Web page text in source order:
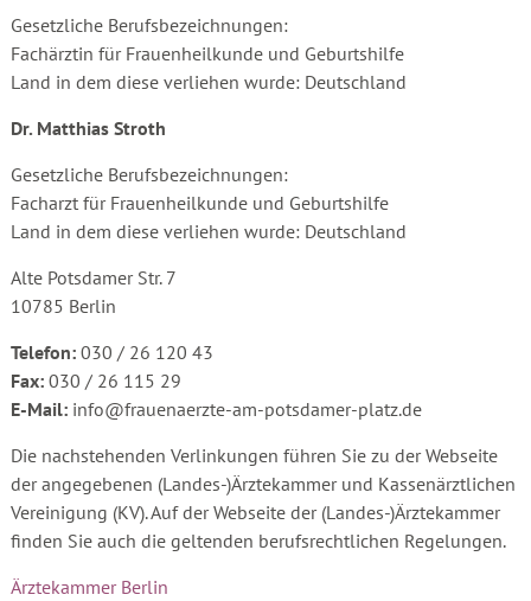
Gesetzliche Berufsbezeichnungen:
Fachärztin für Frauenheilkunde und Geburtshilfe
Land in dem diese verliehen wurde: Deutschland
Dr. Matthias Stroth
Gesetzliche Berufsbezeichnungen:
Facharzt für Frauenheilkunde und Geburtshilfe
Land in dem diese verliehen wurde: Deutschland
Alte Potsdamer Str. 7
10785 Berlin
Telefon:030 / 26 120 43
Fax:030 / 26 115 29
E-Mail:info@frauenaerzte-am-potsdamer-platz.de
Die nachstehenden Verlinkungen führen Sie zu der Webseite
der angegebenen (Landes-)Ärztekammer und Kassenärztlichen
Vereinigung (KV). Auf der Webseite der (Landes-)Ärztekammer
finden Sie auch die geltenden berufsrechtlichen Regelungen.
Ärztekammer Berlin